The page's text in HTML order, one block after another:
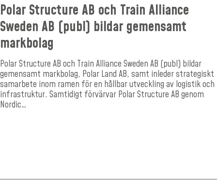
Polar Structure AB och Train Alliance
Sweden AB (publ) bildar gemensamt
markbolag
Polar Structure AB och Train Alliance Sweden AB (publ) bildar
gemensamt markbolag, Polar Land AB, samt inleder strategiskt
samarbete inom ramen för en hållbar utveckling av logistik och
infrastruktur. Samtidigt förvärvar Polar Structure AB genom
Nordic…